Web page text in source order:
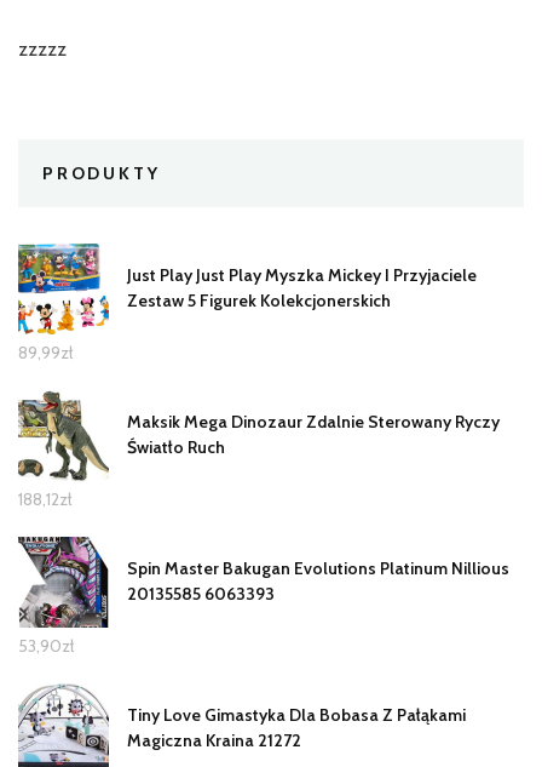
zzzzz
PRODUKTY
Just Play Just Play Myszka Mickey I Przyjaciele
Zestaw 5 Figurek Kolekcjonerskich
89,99zł
Maksik Mega Dinozaur Zdalnie Sterowany Ryczy
Światło Ruch
188,12zł
Spin Master Bakugan Evolutions Platinum Nillious
20135585 6063393
53,90zł
Tiny Love Gimastyka Dla Bobasa Z Pałąkami
Magiczna Kraina 21272